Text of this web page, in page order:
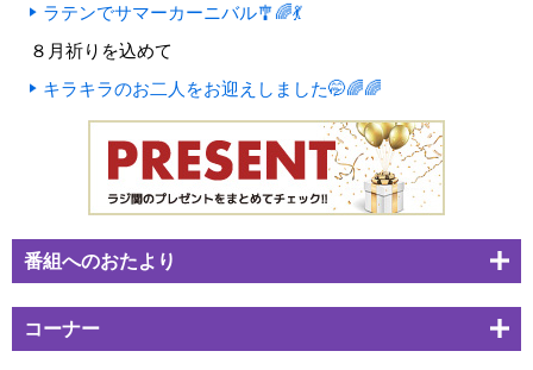
ラテンでサマーカーニバル🎐🌈💃
８月祈りを込めて
キラキラのお二人をお迎えしました🤭🌈🌈
番組へのおたより
コーナー